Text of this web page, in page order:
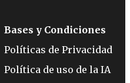
Bases y Condiciones
Políticas de Privacidad
Política de uso de la IA